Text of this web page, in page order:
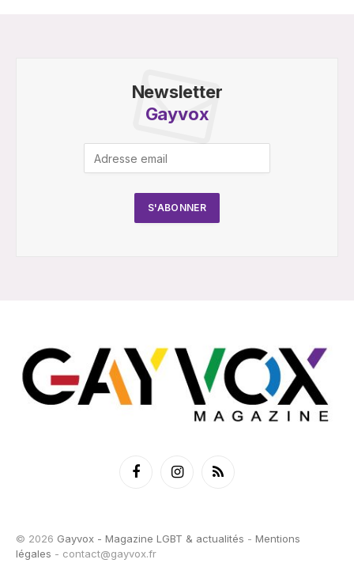
Newsletter
Gayvox
FacebookInstagramRSS
© 2026 Gayvox - Magazine LGBT & actualités - Mentions
légales - contact@gayvox.fr